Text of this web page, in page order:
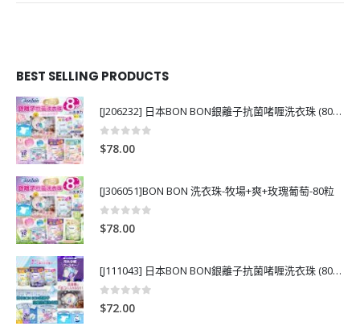
BEST SELLING PRODUCTS
[J206232] 日本BON BON銀離子抗菌啫喱洗衣珠 (80粒)
0out of 5
$78.00
[J306051]BON BON 洗衣珠-牧場+爽+玫瑰葡萄-80粒
0out of 5
$78.00
[J111043] 日本BON BON銀離子抗菌啫喱洗衣珠 (80粒)
0
$72.00